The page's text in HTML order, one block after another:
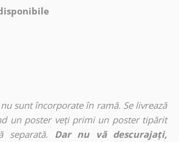
sunt încorporate în ramă. Se livrează
un poster veți primi un poster tipărit
separată.
Dar nu vă descurajați,